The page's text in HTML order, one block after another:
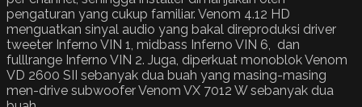
pengaturan yang cukup familiar. Venom 4.12 HD
menguatkan sinyal audio yang bakal direproduksi driver
tweeter Inferno VIN 1, midbass Inferno VIN 6, dan
fulllrange Inferno VIN 2. Juga, diperkuat monoblok Venom
VD 2600 SII sebanyak dua buah yang masing-masing
men-drive subwoofer Venom VX 7012 W sebanyak dua